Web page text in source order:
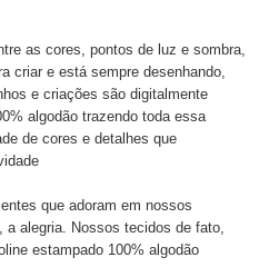
as cores, pontos de luz e sombra,
criar e está sempre desenhando,
e criações são digitalmente
algodão trazendo toda essa
de cores e detalhes que
que adoram em nossos
alegria. Nossos tecidos de fato,
estampado 100% algodão